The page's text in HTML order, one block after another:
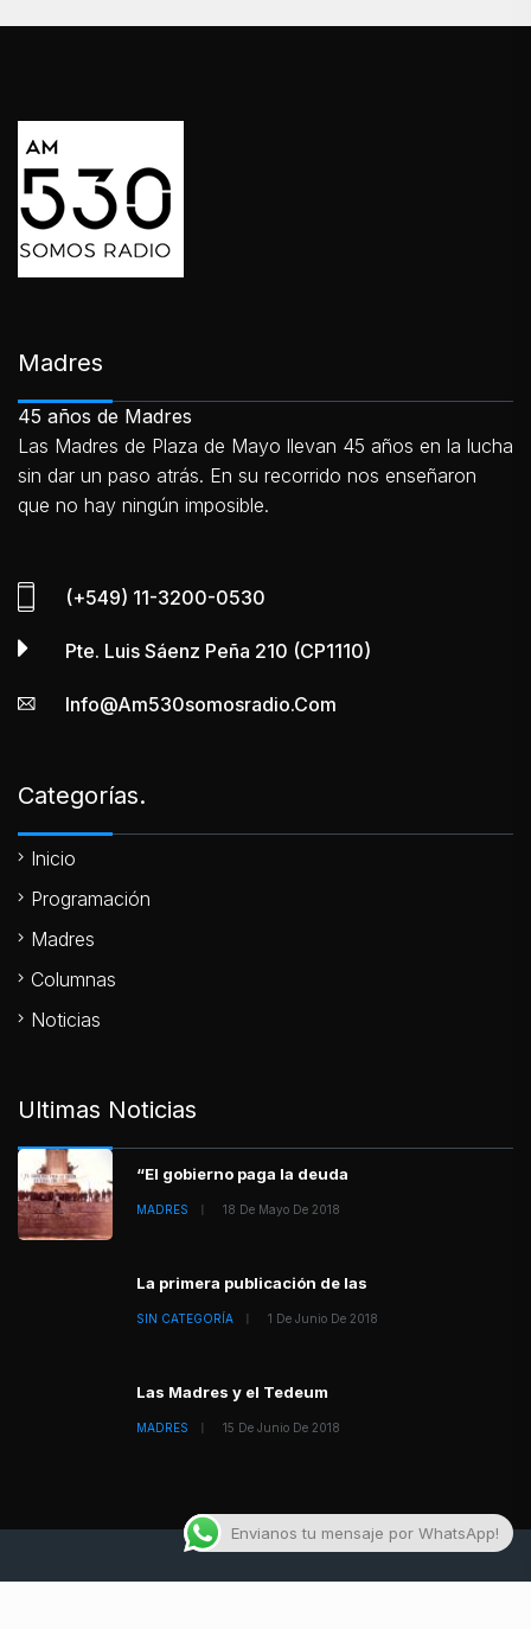
Madres
45 años de Madres
Las Madres de Plaza de Mayo llevan 45 años en la lucha
sin dar un paso atrás. En su recorrido nos enseñaron
que no hay ningún imposible.
(+549) 11-3200-0530
Pte. Luis Sáenz Peña 210 (CP1110)
Info@am530somosradio.com
Categorías.
Inicio
Programación
Madres
Columnas
Noticias
Ultimas Noticias
“El gobierno paga la deuda
MADRES 18 De Mayo De 2018
La primera publicación de las
SIN CATEGORÍA 1 De Junio De 2018
Las Madres y el Tedeum
MADRES 15 De Junio De 2018
Envianos tu mensaje por WhatsApp!